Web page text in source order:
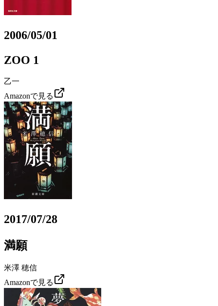
2006/05/01
ZOO 1
乙一
Amazonで見る
2017/07/28
満願
米澤 穂信
Amazonで見る